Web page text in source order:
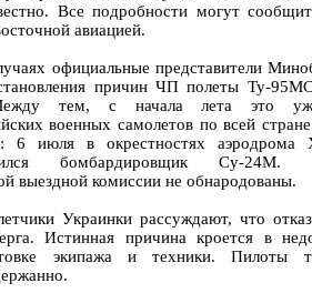
Все подробности могут
авиацией.
официальные представители
причин ЧП полеты Ту-
Между тем, с начала лета это
военных самолетов по всей
6 июля в окрестностях аэродрома
бомбардировщик Су-24М.
выездной комиссии не обнародованы.
Украинки рассуждают, что
Истинная причина кроется в
экипажа и техники. Пилоты